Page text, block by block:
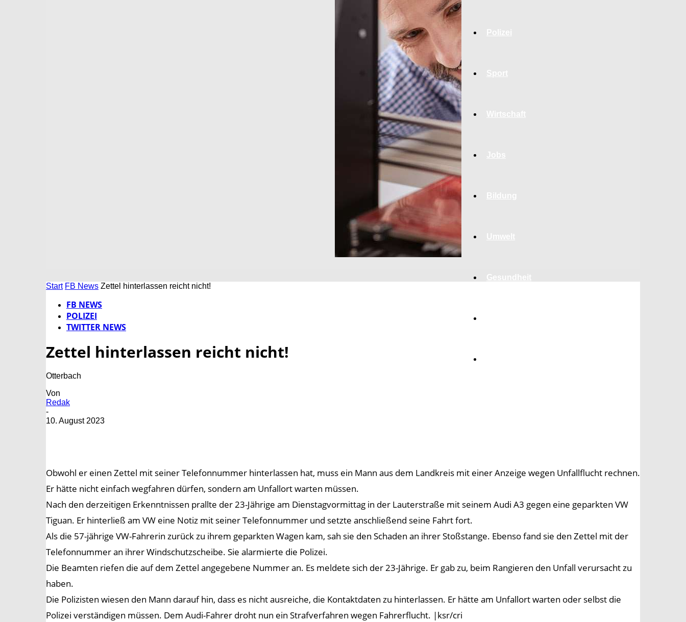
Gesundheit
Start FB News Zettel hinterlassen reicht nicht!
FB NEWS
POLIZEI
TWITTER NEWS
Zettel hinterlassen reicht nicht!
Otterbach
Von
Redak
-
10. August 2023
Obwohl er einen Zettel mit seiner Telefonnummer hinterlassen hat, muss ein Mann aus dem Landkreis mit einer Anzeige wegen Unfallflucht rechnen.
Er hätte nicht einfach wegfahren dürfen, sondern am Unfallort warten müssen.
Nach den derzeitigen Erkenntnissen prallte der 23-Jährige am Dienstagvormittag in der Lauterstraße mit seinem Audi A3 gegen eine geparkten VW
Tiguan. Er hinterließ am VW eine Notiz mit seiner Telefonnummer und setzte anschließend seine Fahrt fort.
Als die 57-jährige VW-Fahrerin zurück zu ihrem geparkten Wagen kam, sah sie den Schaden an ihrer Stoßstange. Ebenso fand sie den Zettel mit der
Telefonnummer an ihrer Windschutzscheibe. Sie alarmierte die Polizei.
Die Beamten riefen die auf dem Zettel angegebene Nummer an. Es meldete sich der 23-Jährige. Er gab zu, beim Rangieren den Unfall verursacht zu
haben.
Die Polizisten wiesen den Mann darauf hin, dass es nicht ausreiche, die Kontaktdaten zu hinterlassen. Er hätte am Unfallort warten oder selbst die
Polizei verständigen müssen. Dem Audi-Fahrer droht nun ein Strafverfahren wegen Fahrerflucht. |ksr/cri